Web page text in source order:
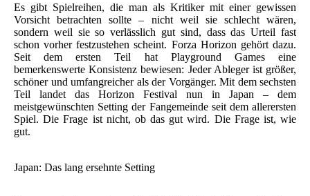
Es gibt Spielreihen, die man als Kritiker mit einer gewissen
Vorsicht betrachten sollte – nicht weil sie schlecht wären,
sondern weil sie so verlässlich gut sind, dass das Urteil fast
schon vorher festzustehen scheint. Forza Horizon gehört dazu.
Seit dem ersten Teil hat Playground Games eine
bemerkenswerte Konsistenz bewiesen: Jeder Ableger ist größer,
schöner und umfangreicher als der Vorgänger. Mit dem sechsten
Teil landet das Horizon Festival nun in Japan – dem
meistgewünschten Setting der Fangemeinde seit dem allerersten
Spiel. Die Frage ist nicht, ob das gut wird. Die Frage ist, wie
gut.
Japan: Das lang ersehnte Setting